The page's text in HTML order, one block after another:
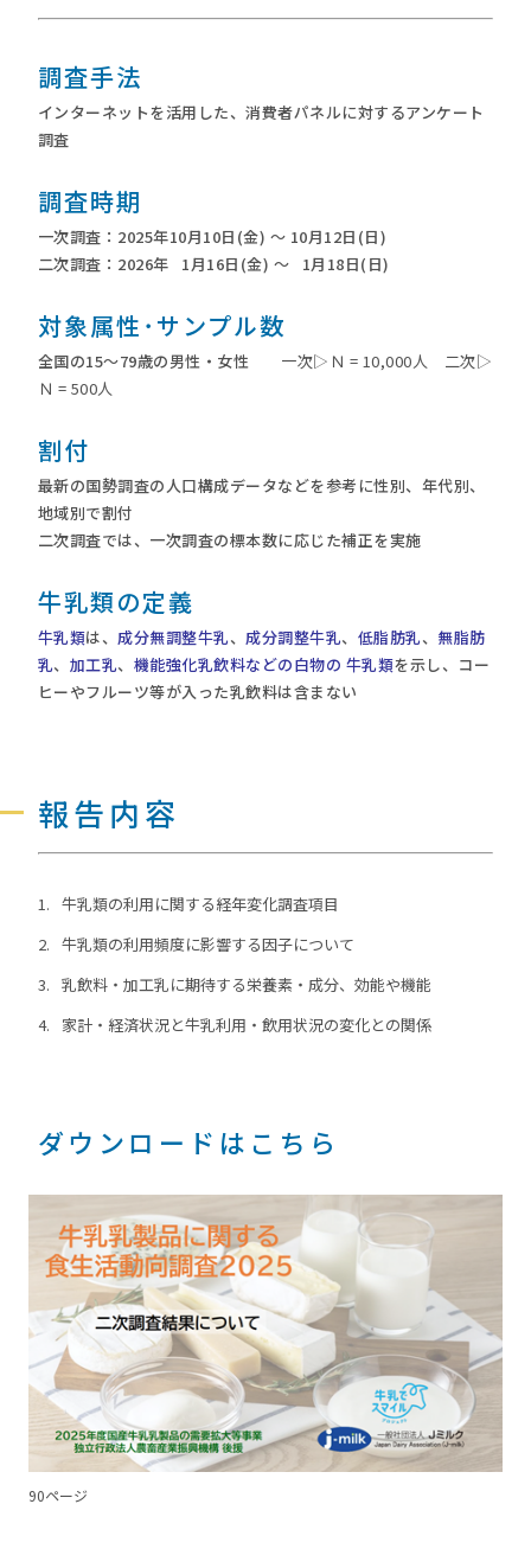
調査手法
インターネットを活用した、消費者パネルに対するアンケート
調査
調査時期
一次調査：2025年10月10日(金) ～ 10月12日(日)
二次調査：2026年 1月16日(金) ～ 1月18日(日)
対象属性･ サンプル数
全国の15～79歳の男性・女性 一次▷Ｎ = 10,000人 二次▷
Ｎ = 500人
割付
最新の国勢調査の人口構成データなどを参考に性別、年代別、
地域別で割付
二次調査では、一次調査の標本数に応じた補正を実施
牛乳類の定義
牛乳類は、成分無調整牛乳、成分調整牛乳、 低脂肪乳、 無脂肪
乳、 加工乳、 機能強化乳飲料などの白物の 牛乳類を示し、コー
ヒーやフルーツ等が入った乳飲料は含まない
報告内容
牛乳類の利用に関する経年変化調査項目
牛乳類の利用頻度に影響する因子について
乳飲料・加工乳に期待する栄養素・成分、効能や機能
家計・経済状況と牛乳利用・飲用状況の変化との関係
ダウンロードはこちら
90ページ